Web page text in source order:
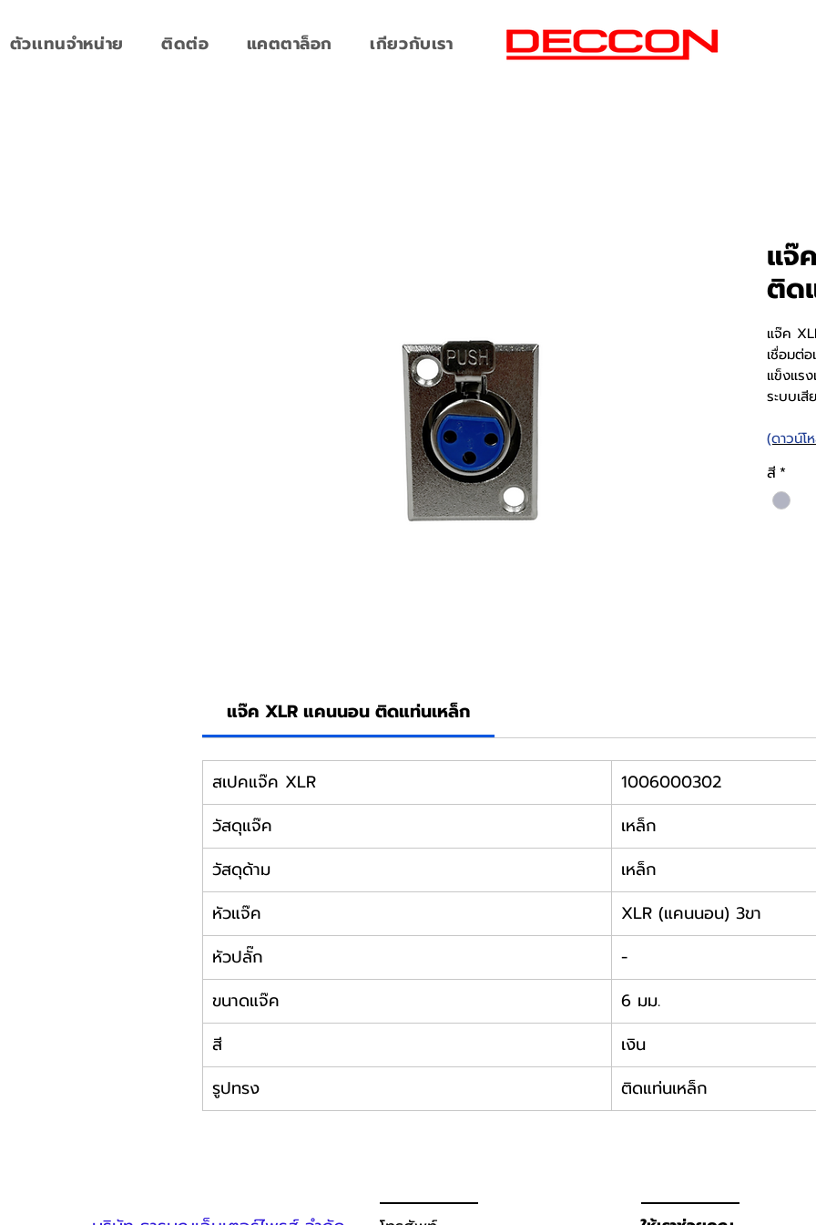
ตัวเเทนจำหน่าย ติดต่อ แคตตาล็อก เกียวกับเรา
แจ๊
ติด
แจ๊ค
เชื่อมต่
แข็งแร
ระบบเ
(ดาวน์โ
สี*
แจ๊ค XLR แคนนอน ติดแท่นเหล็ก
สเปคแจ๊ค XLR
1006000302
วัสดุแจ๊ค
เหล็ก
วัสดุด้าม
เหล็ก
หัวแจ๊ค
XLR (แคนนอน) 3ขา
หัวปลั๊ก
-
ขนาดแจ๊ค
6 มม.
สี
เงิน
รูปทรง
ติดแท่นเหล็ก